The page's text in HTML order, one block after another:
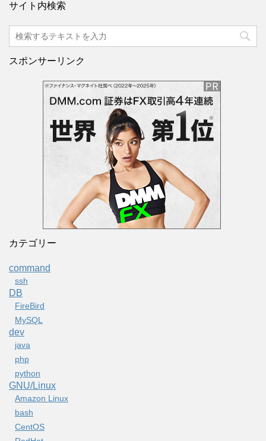
サイト内検索
スポンサーリンク
カテゴリー
command
ssh
DB
FireBird
MySQL
dev
java
php
python
GNU/Linux
Amazon Linux
bash
CentOS